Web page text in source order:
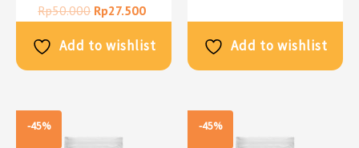
Rp50.000 Rp27.500
Add to wishlist Add to wishlist
-45% -45%